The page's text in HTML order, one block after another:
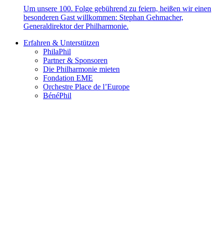
Um unsere 100. Folge gebührend zu feiern, heißen wir einen
besonderen Gast willkommen: Stephan Gehmacher,
Generaldirektor der Philharmonie.
Erfahren & Unterstützen
PhilaPhil
Partner & Sponsoren
Die Philharmonie mieten
Fondation EME
Orchestre Place de l’Europe
BénéPhil